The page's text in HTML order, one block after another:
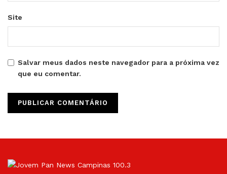
Site
Salvar meus dados neste navegador para a próxima vez
que eu comentar.